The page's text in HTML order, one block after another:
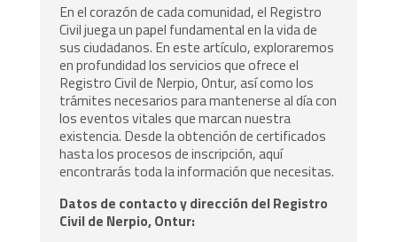
En el corazón de cada comunidad, el Registro
Civil juega un papel fundamental en la vida de
sus ciudadanos. En este artículo, exploraremos
en profundidad los servicios que ofrece el
Registro Civil de Nerpio, Ontur, así como los
trámites necesarios para mantenerse al día con
los eventos vitales que marcan nuestra
existencia. Desde la obtención de certificados
hasta los procesos de inscripción, aquí
encontrarás toda la información que necesitas.
Datos de contacto y dirección del Registro
Civil de Nerpio, Ontur: